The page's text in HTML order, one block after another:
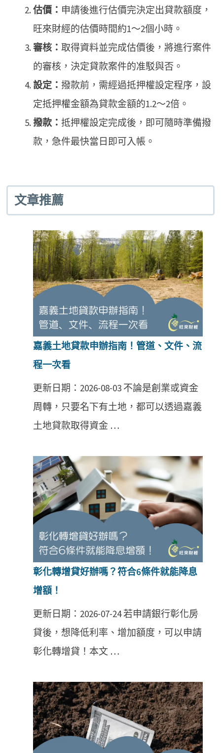
估價： 申請後進行估價完決定出貸款額度，
旺來財經的估價時間約1～2個小時。
審核：取得資料並完成估價後，將進行案件
的審核，決定貸款案件的准駁與否。
設定： 撥款前，需經過抵押權設定程序，設
定抵押權金額為貸款金額的1.2～2倍。
撥款：抵押權設定完成後，即可隨時準備撥
款，急件最快當日即可入帳。
文章推薦
嘉義土地貸款申辦指南！管道、文件、流
程一次看
更新日期：2026-08-03 不論是創業或資金
周轉，只要名下有土地，都可以透過嘉義
土地貸款取得資金 …
彰化轉增貸好辦嗎？符合6條件就能降息
增額！
更新日期：2026-07-24 若申請銀行彰化房
貸後，想降低利率、增加額度，可以申請
彰化轉增貸！本文 …